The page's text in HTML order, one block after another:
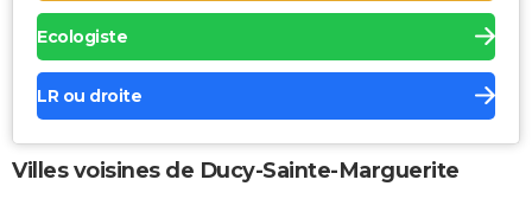
Ecologiste
LR ou droite
Villes voisines de Ducy-Sainte-Marguerite